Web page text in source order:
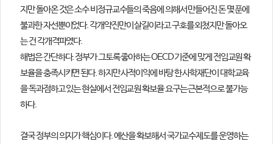
지만 돌아온 것은 소수 비정규교수들의 죽음에 의해서 만들어진 돈 몇 푼에
불과한 자선뿐이었다. 각개약진만이 살길이라고 구호를 외쳤지만 돌아오
는 건 각개격파였다.
해법은 간단하다. 정부가 그토록 좋아하는 OECD 기준에 맞게 전임교원 확
보율을 충족시키면 된다. 하지만 사적이익에 바탕 한 사학재단이 대학교육
을 독과점하고 있는 현실에서 전임교원 확보율 요구는 근본적으로 불가능
하다.
결국 정부의 의지가 핵심이다. 예산을 확보해서 국가교수제도를 운영하는